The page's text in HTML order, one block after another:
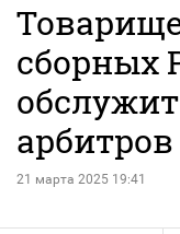
сборных
21 марта 2025 19:41